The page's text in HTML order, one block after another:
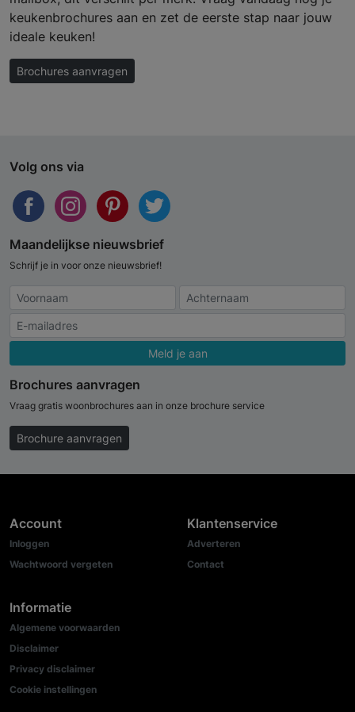
keukenbrochures aan en zet de eerste stap naar jouw
ideale keuken!
Brochures aanvragen
Volg ons via
Maandelijkse nieuwsbrief
Schrijf je in voor onze nieuwsbrief!
Meld je aan
Brochures aanvragen
Vraag gratis woonbrochures aan in onze brochure service
Brochure aanvragen
Account
Inloggen
Wachtwoord vergeten
Informatie
Algemene voorwaarden
Disclaimer
Privacy disclaimer
Cookie instellingen
Klantenservice
Adverteren
Contact